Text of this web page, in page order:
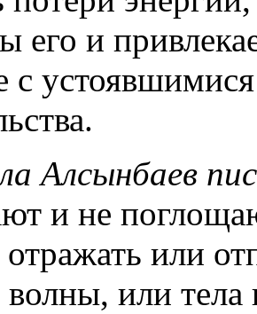
его и
с
Алсынбаев
и не
отражать или
или